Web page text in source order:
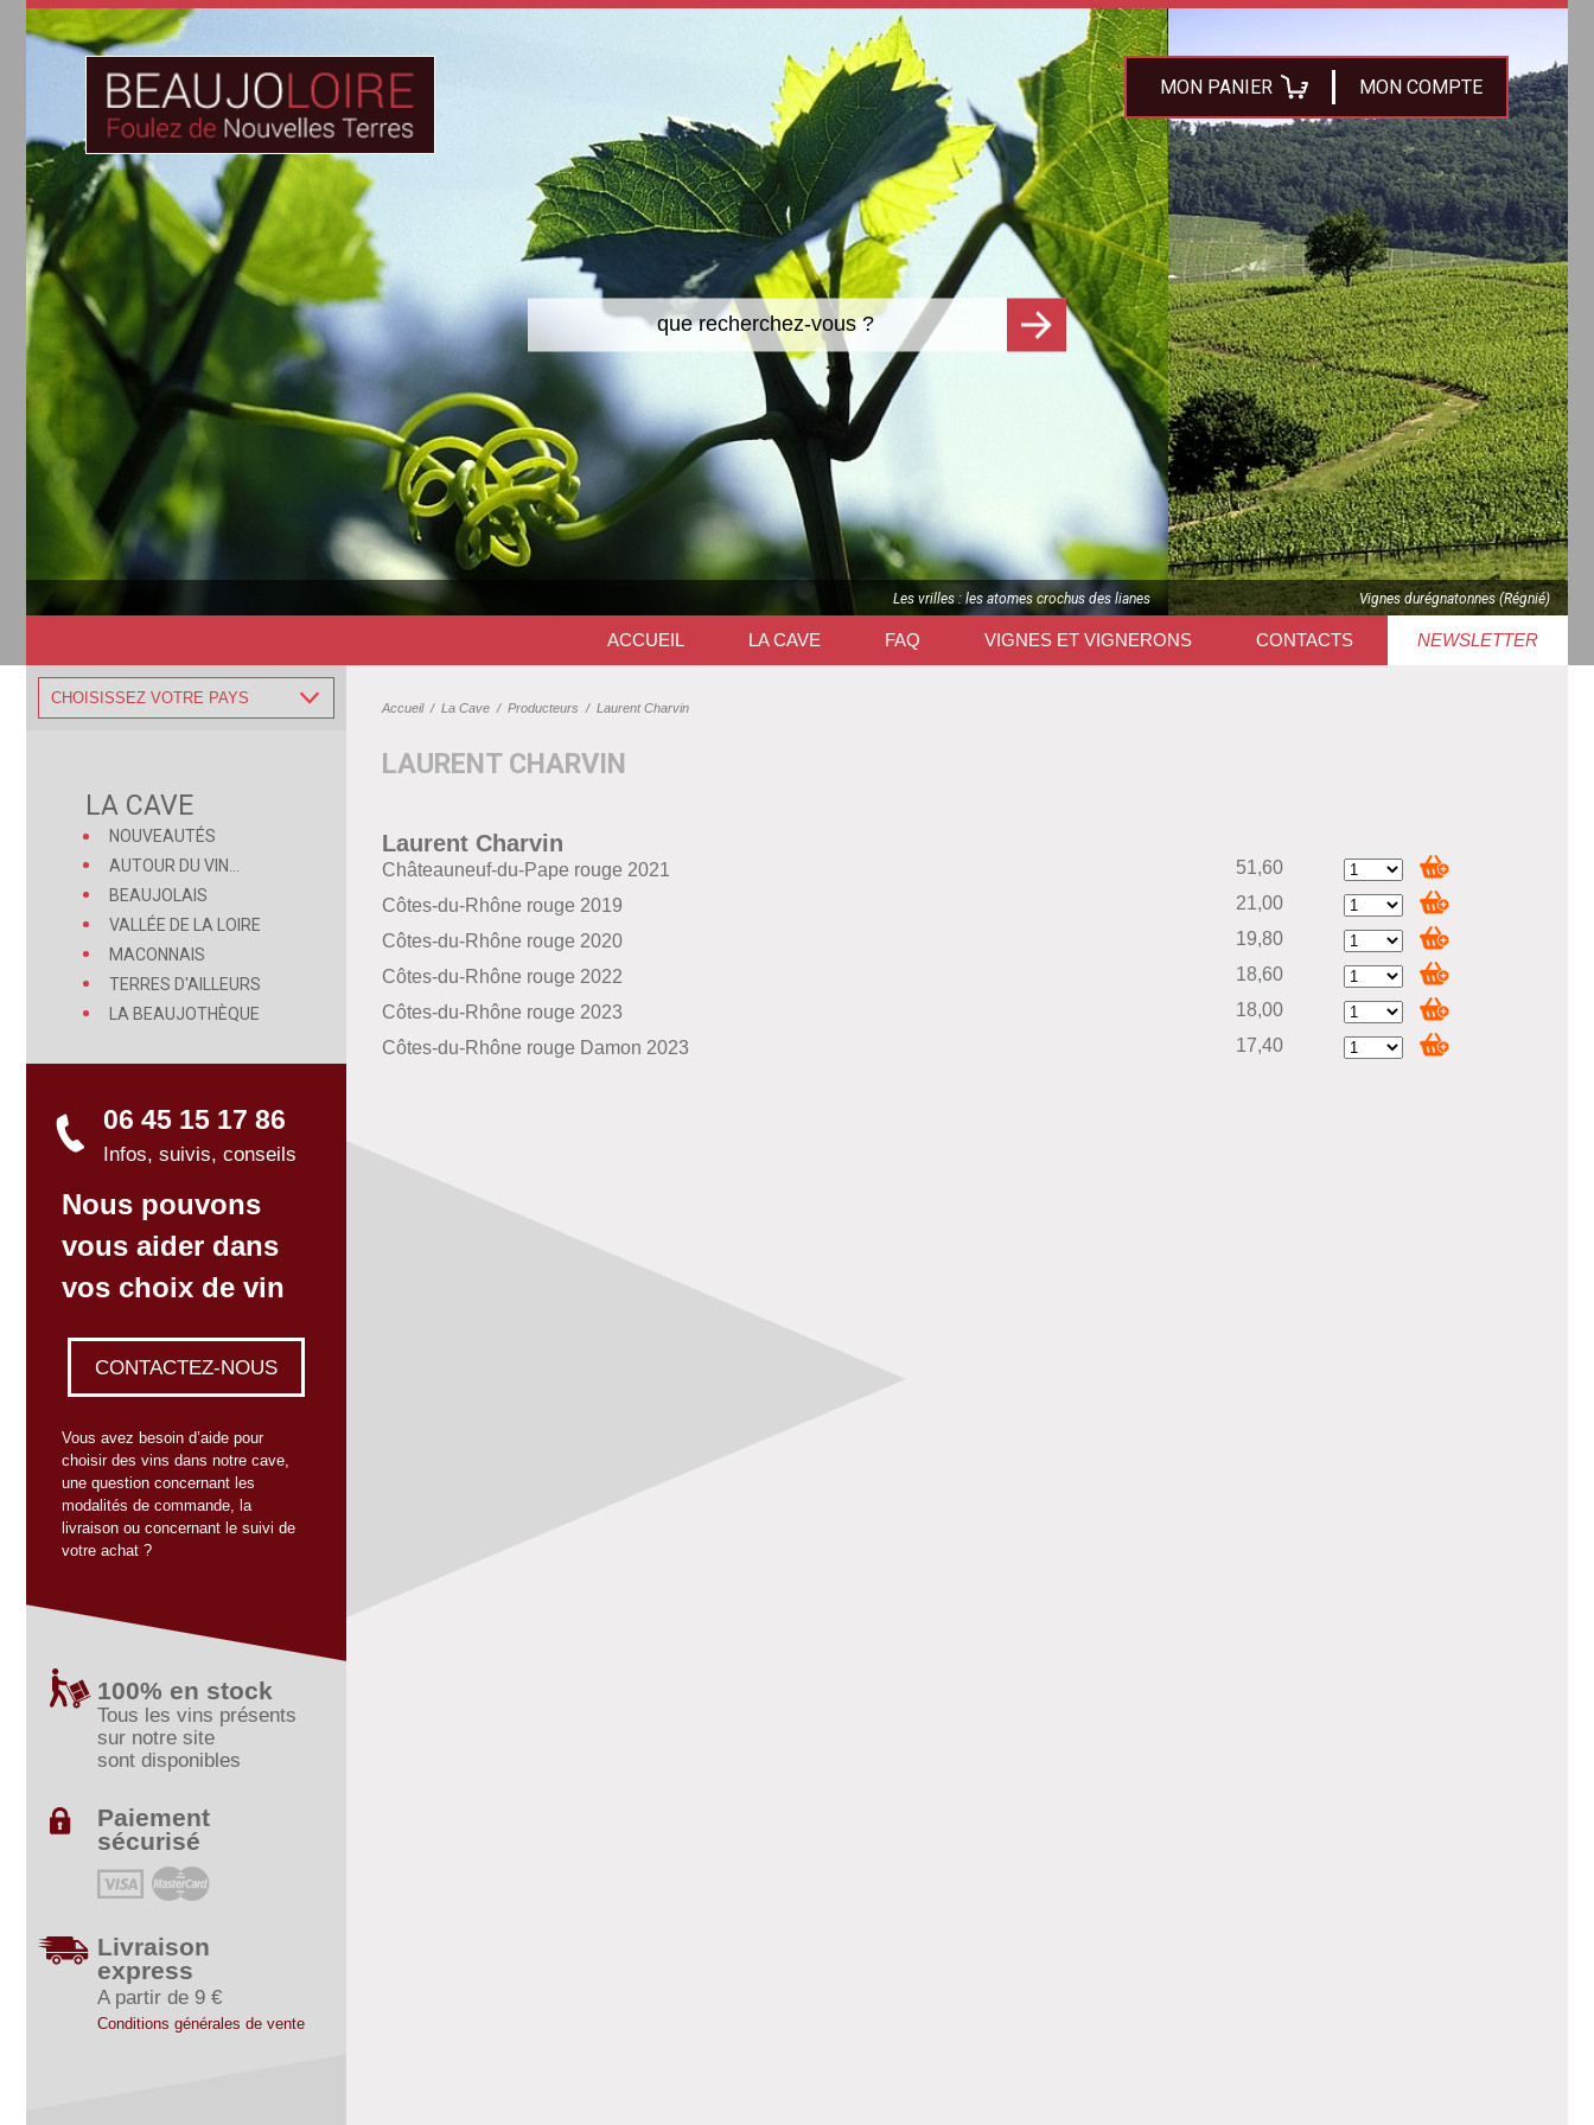
MON PANIER MON COMPTE
Les vrilles : les atomes crochus des lianes Vignes durégnatonnes (Régnié)
ACCUEIL LA CAVE FAQ VIGNES ET VIGNERONS CONTACTS NEWSLETTER
CHOISISSEZ VOTRE PAYS
LA CAVE
NOUVEAUTÉS
AUTOUR DU VIN...
BEAUJOLAIS
VALLÉE DE LA LOIRE
MACONNAIS
TERRES D'AILLEURS
LA BEAUJOTHÈQUE
06 45 15 17 86
Infos, suivis, conseils
Nous pouvons
vous aider dans
vos choix de vin
CONTACTEZ-NOUS
Vous avez besoin d’aide pour
choisir des vins dans notre cave,
une question concernant les
modalités de commande, la
livraison ou concernant le suivi de
votre achat ?
100% en stock
Tous les vins présents
sur notre site
sont disponibles
Paiement
sécurisé
Livraison
express
A partir de 9 €
Conditions générales de vente
Accueil/ La Cave / Producteurs / Laurent Charvin
LAURENT CHARVIN
Laurent Charvin
Châteauneuf-du-Pape rouge 2021
51,60
Côtes-du-Rhône rouge 2019
21,00
Côtes-du-Rhône rouge 2020
19,80
Côtes-du-Rhône rouge 2022
18,60
Côtes-du-Rhône rouge 2023
18,00
Côtes-du-Rhône rouge Damon 2023
17,40